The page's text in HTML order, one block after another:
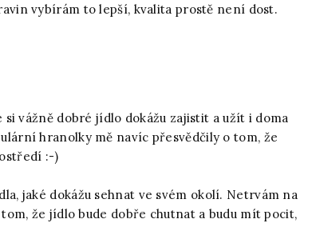
vybírám to lepší, kvalita prostě není dost.
vážně dobré jídlo dokážu zajistit a užít i doma
hranolky mě navíc přesvědčily o tom, že
:-)
jaké dokážu sehnat ve svém okolí. Netrvám na
že jídlo bude dobře chutnat a budu mít pocit,